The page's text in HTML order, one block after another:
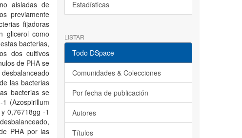
aisladas de
previamente
fijadoras
glicerol como
bacterias,
dos cultivos
de PHA se
las bacterias
bacterias se
(Azospirillum
0,76718gg -1
PHA por las
Estadísticas
LISTAR
Todo DSpace
Comunidades & Colecciones
Por fecha de publicación
Autores
Títulos